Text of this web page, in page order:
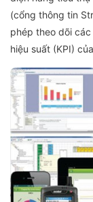
(cổng thông tin
phép theo dõi
hiệu suất (KPI)